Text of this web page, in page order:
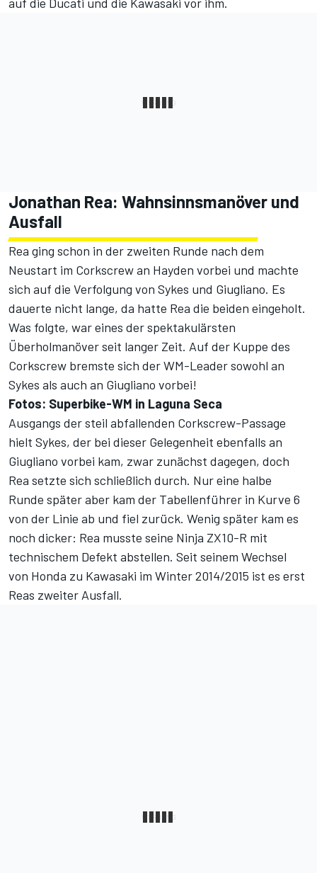
Jonathan Rea: Wahnsinnsmanöver und
Ausfall
Rea ging schon in der zweiten Runde nach dem
Neustart im Corkscrew an Hayden vorbei und machte
sich auf die Verfolgung von Sykes und Giugliano. Es
dauerte nicht lange, da hatte Rea die beiden eingeholt.
Was folgte, war eines der spektakulärsten
Überholmanöver seit langer Zeit. Auf der Kuppe des
Corkscrew bremste sich der WM-Leader sowohl an
Sykes als auch an Giugliano vorbei!
Fotos: Superbike-WM in Laguna Seca
Ausgangs der steil abfallenden Corkscrew-Passage
hielt Sykes, der bei dieser Gelegenheit ebenfalls an
Giugliano vorbei kam, zwar zunächst dagegen, doch
Rea setzte sich schließlich durch. Nur eine halbe
Runde später aber kam der Tabellenführer in Kurve 6
von der Linie ab und fiel zurück. Wenig später kam es
noch dicker: Rea musste seine Ninja ZX10-R mit
technischem Defekt abstellen. Seit seinem Wechsel
von Honda zu Kawasaki im Winter 2014/2015 ist es erst
Reas zweiter Ausfall.